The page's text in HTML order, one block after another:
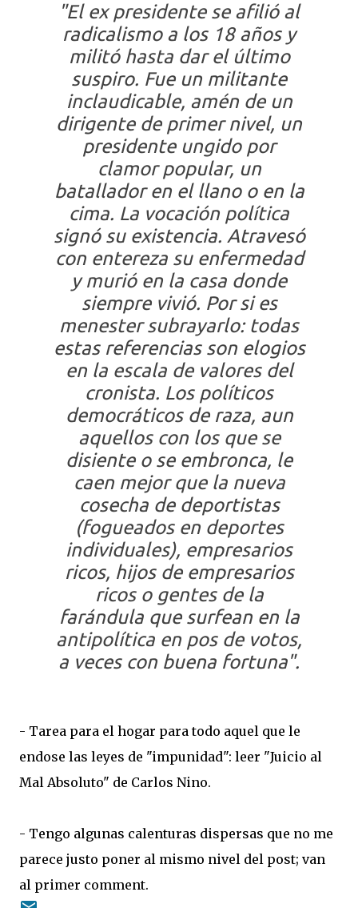
"El ex presidente se afilió al
radicalismo a los 18 años y
militó hasta dar el último
suspiro. Fue un militante
inclaudicable, amén de un
dirigente de primer nivel, un
presidente ungido por
clamor popular, un
batallador en el llano o en la
cima. La vocación política
signó su existencia. Atravesó
con entereza su enfermedad
y murió en la casa donde
siempre vivió. Por si es
menester subrayarlo: todas
estas referencias son elogios
en la escala de valores del
cronista. Los políticos
democráticos de raza, aun
aquellos con los que se
disiente o se embronca, le
caen mejor que la nueva
cosecha de deportistas
(fogueados en deportes
individuales), empresarios
ricos, hijos de empresarios
ricos o gentes de la
farándula que surfean en la
antipolítica en pos de votos,
a veces con buena fortuna".
- Tarea para el hogar para todo aquel que le
endose las leyes de "impunidad": leer "Juicio al
Mal Absoluto" de Carlos Nino.
- Tengo algunas calenturas dispersas que no me
parece justo poner al mismo nivel del post; van
al primer comment.